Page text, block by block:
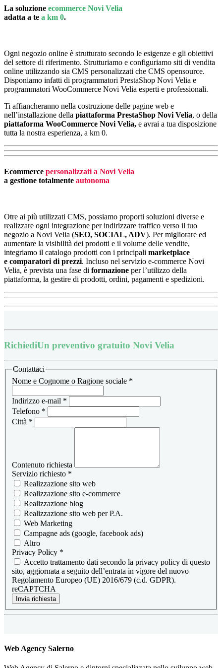
La soluzione ecommerce Novi Velia
adatta a te a km 0.
Ogni negozio online è strutturato secondo le esigenze e gli obiettivi
del settore di riferimento. Strutturiamo e configuriamo siti di vendita
online utilizzando sia CMS personalizzati che CMS opensource.
Disponiamo infatti di programmatori PrestaShop Novi Velia e
programmatori WooCommerce Novi Velia esperti e professionali.
Ti affiancheranno nella costruzione delle pagine web e
nell’installazione della piattaforma PrestaShop Novi Velia, o della
piattaforma WooCommerce Novi Velia, e avrai a tua disposizione
tutta la nostra esperienza, a km 0.
Ecommerce personalizzati a Novi Velia
a gestione totalmente autonoma
Otre ai più utilizzati CMS, possiamo proporti soluzioni diverse e
realizzare ogni integrazione per indirizzare traffico verso il tuo
negozio a Novi Velia (SEO, SOCIAL, ADV). Per migliorare ed
aumentare la visibilità dei prodotti e il volume delle vendite,
integriamo il catalogo prodotti con i principali marketplace
e comparatori di prezzi. Incluso nel servizio e-commerce Novi
Velia, è prevista una fase di formazione per l’utilizzo della
piattaforma, la gestire di prodotti, ordini, pagamenti e spedizioni.
RichiediUn preventivo gratuito Novi Velia
Contattaci
Nome e Cognome o Ragione sociale *
Indirizzo e-mail *
Telefono *
Città *
Contenuto richiesta
Servizio richiesto *
Realizzazione sito web
Realizzazione sito e-commerce
Realizzazione blog
Realizzazione sito web per P.A.
Web Marketing
Campagne ads (google, facebook ads)
Altro
Privacy Policy *
Accetto trattamento dati secondo la privacy policy di questo
sito, aggiornata a seguito dell’entrata in vigore del nuovo
Regolamento Europeo (UE) 2016/679 (c.d. GDPR).
reCAPTCHA
Invia richiesta
Web Agency Salerno